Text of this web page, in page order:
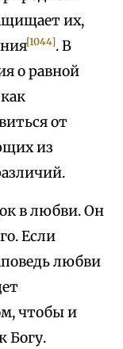
их,
[1044]. В
о равной
от
из
в любви. Он
Если
любви
чтобы и
Богу.